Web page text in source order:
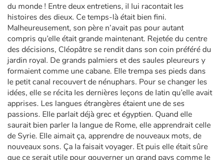
du monde ! Entre deux entretiens, il lui racontait les
histoires des dieux. Ce temps-là était bien fini.
Malheureusement, son père n’avait pas pour autant
compris qu’elle était grande maintenant. Rejetée du centre
des décisions, Cléopâtre se rendit dans son coin préféré du
jardin royal. De grands palmiers et des saules pleureurs y
formaient comme une cabane. Elle trempa ses pieds dans
le petit canal recouvert de nénuphars. Pour se changer les
idées, elle se récita les dernières leçons de latin qu’elle avait
apprises. Les langues étrangères étaient une de ses
passions. Elle parlait déjà grec et égyptien. Quand elle
saurait bien parler la langue de Rome, elle apprendrait celle
de Syrie. Elle aimait ça, apprendre de nouveaux mots, de
nouveaux sons. Ça la faisait voyager. Et puis elle était sûre
que ce serait utile pour gouverner un grand pays comme le